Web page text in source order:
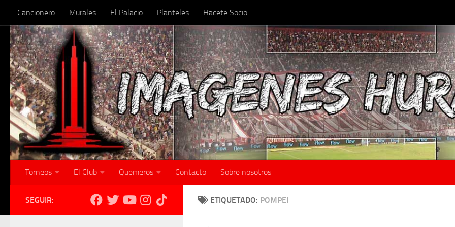
Skip to content
Cancionero Murales El Palacio Planteles Hacete Socio
Torneos El Club Quemeros Contacto Sobre nosotros
ETIQUETADO: POMPEI
SEGUIR: